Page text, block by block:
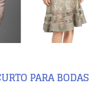
PARA BODAS